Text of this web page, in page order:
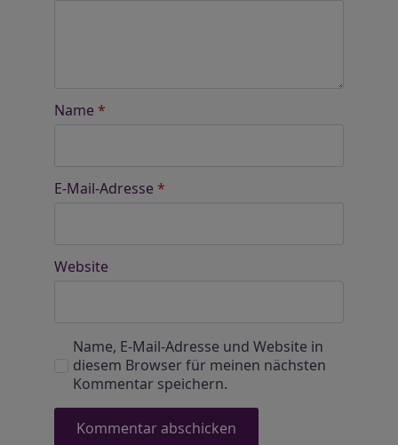
Name *
E-Mail-Adresse *
Website
Name, E-Mail-Adresse und Website in
diesem Browser für meinen nächsten
Kommentar speichern.